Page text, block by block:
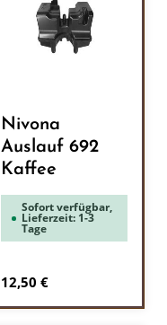
Nivona
Auslauf 692
Kaffee
Sofort verfügbar,
Lieferzeit: 1-3
Tage
Regulärer Preis:
12,50 €